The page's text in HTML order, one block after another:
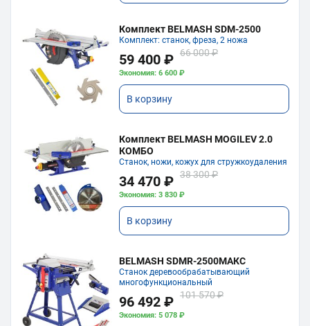
Комплект BELMASH SDM-2500
Комплект: станок, фреза, 2 ножа
59 400 ₽ 66 000 ₽
Экономия: 6 600 ₽
В корзину
Комплект BELMASH MOGILEV 2.0
КОМБО
Станок, ножи, кожух для стружкоудаления
34 470 ₽ 38 300 ₽
Экономия: 3 830 ₽
В корзину
BELMASH SDMR-2500МАКС
Станок деревообрабатывающий
многофункциональный
96 492 ₽ 101 570 ₽
Экономия: 5 078 ₽